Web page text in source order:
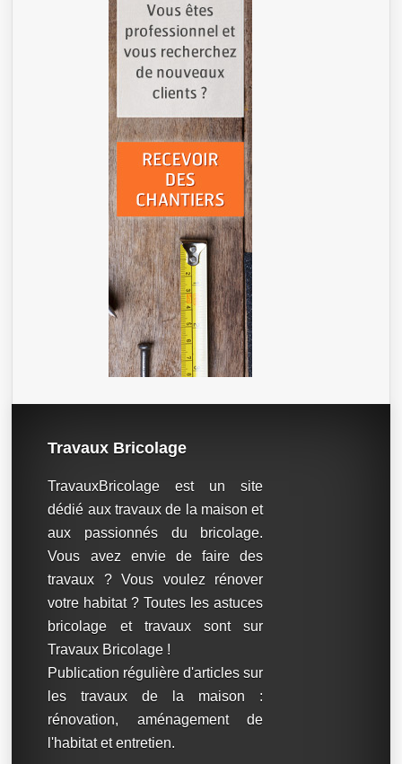
Travaux Bricolage
TravauxBricolage est un site
dédié aux travaux de la maison et
aux passionnés du bricolage.
Vous avez envie de faire des
travaux ? Vous voulez rénover
votre habitat ? Toutes les astuces
bricolage et travaux sont sur
Travaux Bricolage !
Publication régulière d'articles sur
les travaux de la maison :
rénovation, aménagement de
l'habitat et entretien.